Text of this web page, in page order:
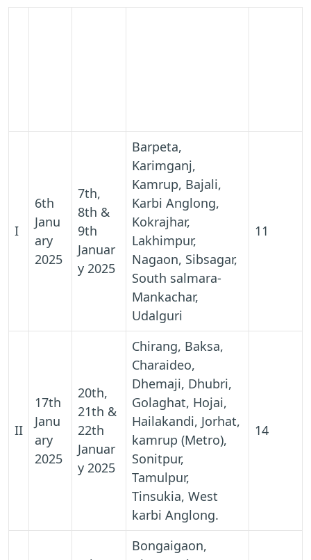
I
6th
Janu
ary
2025
7th,
8th &
9th
Januar
y 2025
Barpeta,
Karimganj,
Kamrup, Bajali,
Karbi Anglong,
Kokrajhar,
Lakhimpur,
Nagaon, Sibsagar,
South salmara-
Mankachar,
Udalguri
11
II
17th
Janu
ary
2025
20th,
21th &
22th
Januar
y 2025
Chirang, Baksa,
Charaideo,
Dhemaji, Dhubri,
Golaghat, Hojai,
Hailakandi, Jorhat,
kamrup (Metro),
Sonitpur,
Tamulpur,
Tinsukia, West
karbi Anglong.
14
Bongaigaon,